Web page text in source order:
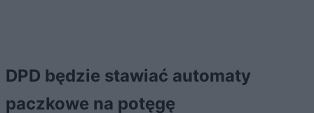
DPD będzie stawiać automaty
paczkowe na potęgę